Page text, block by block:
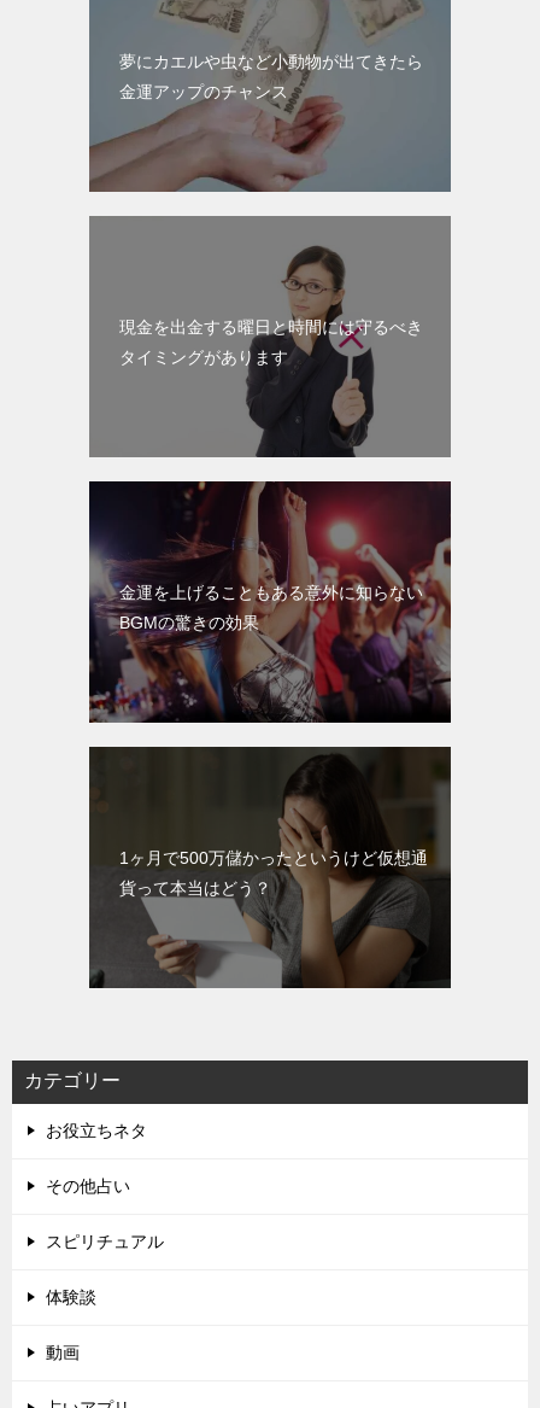
夢にカエルや虫など小動物が出てきたら
金運アップのチャンス
現金を出金する曜日と時間には守るべき
タイミングがあります
金運を上げることもある意外に知らない
BGMの驚きの効果
1ヶ月で500万儲かったというけど仮想通
貨って本当はどう？
カテゴリー
お役立ちネタ
その他占い
スピリチュアル
体験談
動画